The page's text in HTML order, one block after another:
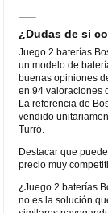
¿Dudas de si
Juego 2 baterías
un modelo de
buenas opiniones
en 94 valoraciones
La referencia de
vendido
Turró.
Destacar que
precio muy
¿Juego 2 baterías
no es la solución